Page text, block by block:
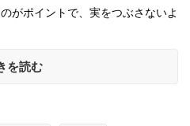
がポイントで、実をつぶさないよ
を読む